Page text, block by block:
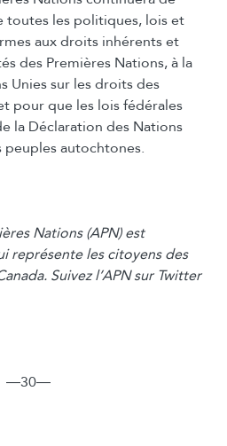
toutes les politiques, lois et
aux droits inhérents et
des Premières Nations, à la
Unies sur les droits des
pour que les lois fédérales
la Déclaration des Nations
peuples autochtones.
Nations (APN) est
représente les citoyens des
Suivez l’APN sur Twitter
―30―